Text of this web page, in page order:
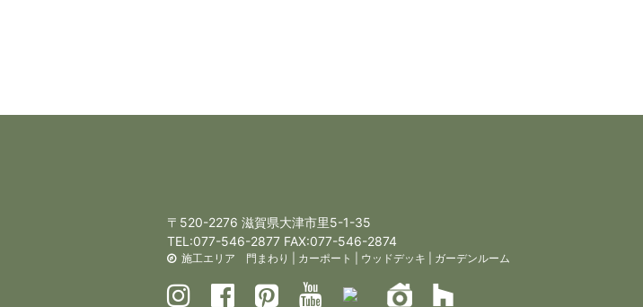
〒520-2276 滋賀県大津市里5-1-35
TEL:077-546-2877 FAX:077-546-2874
施工エリア 門まわり カーポート ウッドデッキ ガーデンルーム